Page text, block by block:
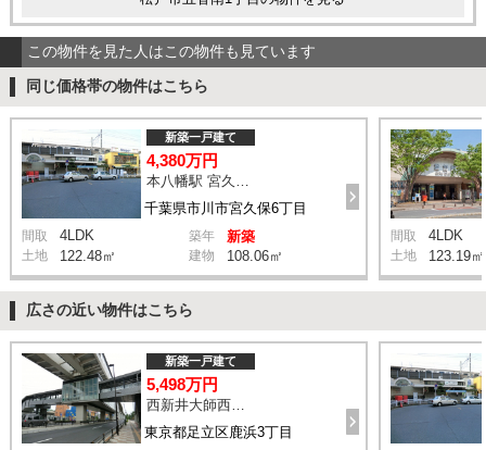
この物件を見た人はこの物件も見ています
同じ価格帯の物件はこちら
千葉県市川市宮久保6丁目
新築一戸建て
4,380万円
間取 4LDK 築年 新築
土地 122.48㎡ 建物 108.06㎡
間取 4LDK
土地 123.19㎡
広さの近い物件はこちら
東京都足立区鹿浜3丁目
新築一戸建て
5,498万円
西新井大師西駅 鹿浜三丁目交差点 バス14分 停歩4分